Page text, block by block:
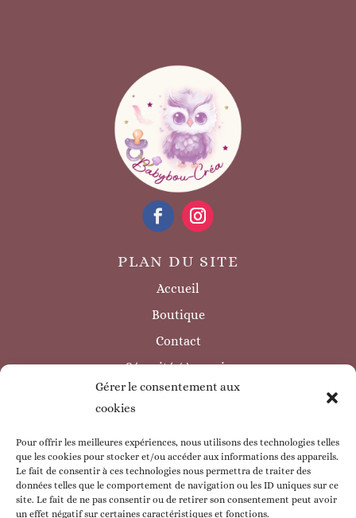
Gérer le consentement aux
cookies
Pour offrir les meilleures expériences, nous utilisons des technologies telles
que les cookies pour stocker et/ou accéder aux informations des appareils.
Le fait de consentir à ces technologies nous permettra de traiter des
données telles que le comportement de navigation ou les ID uniques sur ce
site. Le fait de ne pas consentir ou de retirer son consentement peut avoir
un effet négatif sur certaines caractéristiques et fonctions.
PLAN DU SITE
Accueil
Boutique
Contact
Sécurité / à savoir
INFORMATIONS LÉGALES
Mentions légales
Politique de confidentialité
Politique de cookie
CGV